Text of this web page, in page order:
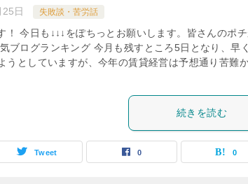
日 失敗談・苦労話
！ 今日も↓↓↓をぽちっとお願いします。皆さんのポ
ブログランキング 今月も残すところ5日となり、早
うとしていますが、今年の賃貸経営は予想通り苦難
続きを読む
Tweet 0 0